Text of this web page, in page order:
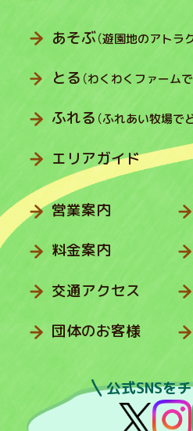
あそぶ（遊園地のアトラ
とる （わくわくファーム
ふれる （ふれあい牧場で
エリアガイド
営業案内
料金案内
交通アクセス
団体のお客様
公式SNSを